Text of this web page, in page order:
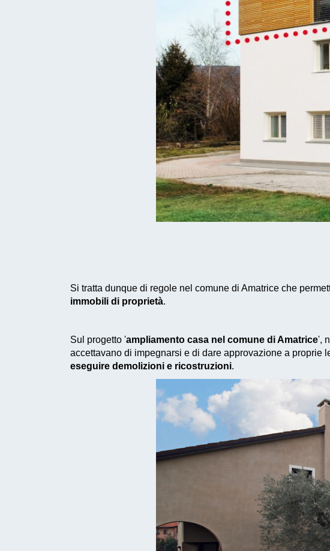
Si tratta dunque di regole nel comune di Amatrice che
immobili di proprietà.
Sul progetto 'ampliamento casa nel comune di Amatrice',
accettavano di impegnarsi e di dare approvazione a proprie
eseguire demolizioni e ricostruzioni.